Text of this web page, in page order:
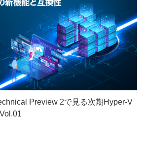
Preview 2で見る次期Hyper-V